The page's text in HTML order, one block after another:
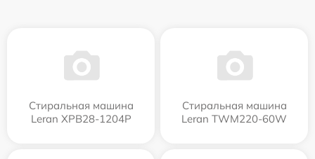
Стиральная машина
Leran XPB28-1204P
Стиральная машина
Leran TWM220-60W